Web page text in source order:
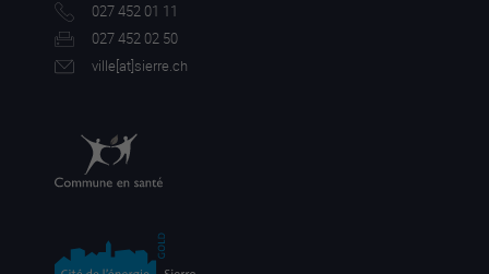
027 452 01 11
027 452 02 50
ville[at]sierre.ch